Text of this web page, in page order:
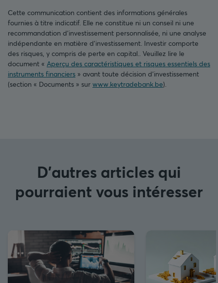
Cette communication contient des informations générales
fournies à titre indicatif. Elle ne constitue ni un conseil ni une
recommandation d’investissement personnalisée, ni une analyse
indépendante en matière d’investissement. Investir comporte
des risques, y compris de perte en capital.. Veuillez lire le
document « Aperçu des caractéristiques et risques essentiels des
instruments financiers » avant toute décision d’investissement
(section « Documents » sur www.keytradebank.be).
D'autres articles qui
pourraient vous intéresser